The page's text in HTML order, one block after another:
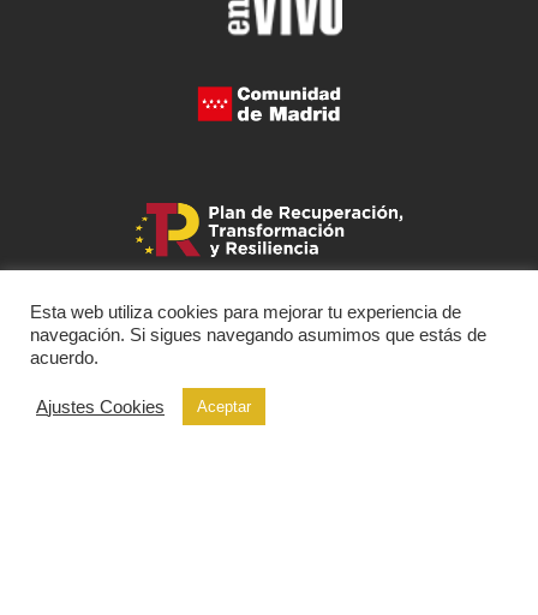
Esta web utiliza cookies para mejorar tu experiencia de
navegación. Si sigues navegando asumimos que estás de
acuerdo.
Ajustes Cookies Aceptar